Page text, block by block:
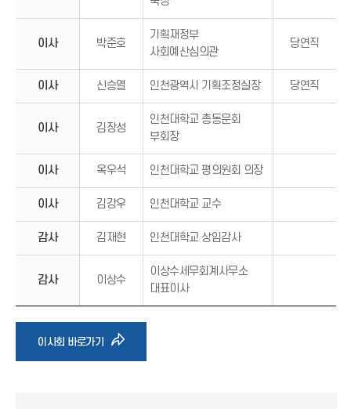
이사 박준호
기획재정부
사회예산심의관
당연직
이사 신승열 인천광역시 기획조정실장 당연직
이사 김장성
인천대학교 총동문회
부회장
이사 옥우석 인천대학교 평의원회 의장
이사 김강우 인천대학교 교수
감사 김재현 인천대학교 상임감사
감사 이상수
이상수세무회계사무소
대표이사
이사회 바로가기 바